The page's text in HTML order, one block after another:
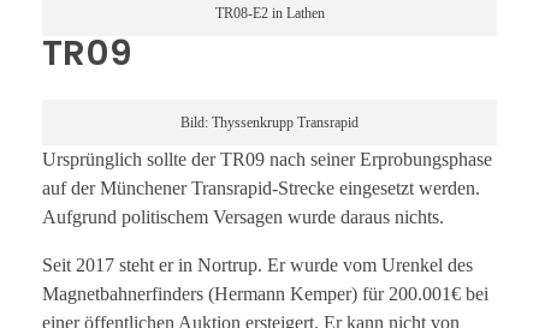
TR08-E2 in Lathen
TR09
Bild: Thyssenkrupp Transrapid
Ursprünglich sollte der TR09 nach seiner Erprobungsphase
auf der Münchener Transrapid-Strecke eingesetzt werden.
Aufgrund politischem Versagen wurde daraus nichts.
Seit 2017 steht er in Nortrup. Er wurde vom Urenkel des
Magnetbahnerfinders (Hermann Kemper) für 200.001€ bei
einer öffentlichen Auktion ersteigert. Er kann nicht von